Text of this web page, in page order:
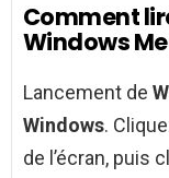
Comment
Windows
Lancement de
Windows.
de l’écran, puis